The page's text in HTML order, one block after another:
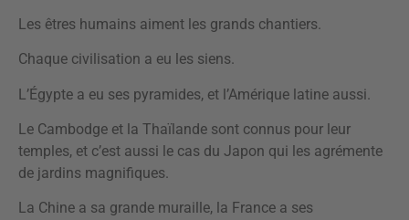
Les êtres humains aiment les grands chantiers.
Chaque civilisation a eu les siens.
L’Égypte a eu ses pyramides, et l’Amérique latine aussi.
Le Cambodge et la Thaïlande sont connus pour leur
temples, et c’est aussi le cas du Japon qui les agrémente
de jardins magnifiques.
La Chine a sa grande muraille, la France a ses